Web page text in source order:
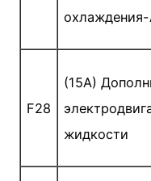
F28
(15A)
жидкости